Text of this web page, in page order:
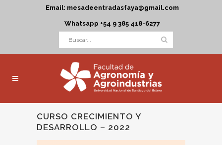
Email: mesadeentradasfaya@gmail.com
Whatsapp +54 9 385 418-6277
CURSO CRECIMIENTO Y
DESARROLLO – 2022